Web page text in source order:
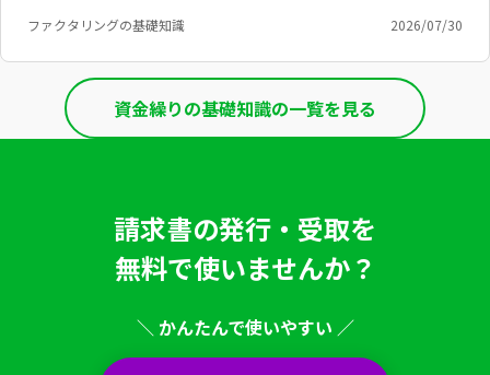
ファクタリングの基礎知識 2026/07/30
資金繰りの基礎知識の一覧を見る
請求書の発行・受取を
無料で使いませんか？
＼ かんたんで使いやすい ／